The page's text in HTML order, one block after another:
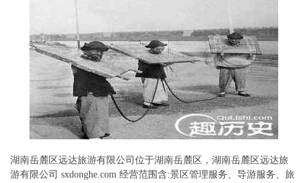
湖南岳麓区远达旅游有限公司位于湖南岳麓区，湖南岳麓区远达旅
游有限公司 sxdonghe.com 经营范围含:景区管理服务、导游服务、旅